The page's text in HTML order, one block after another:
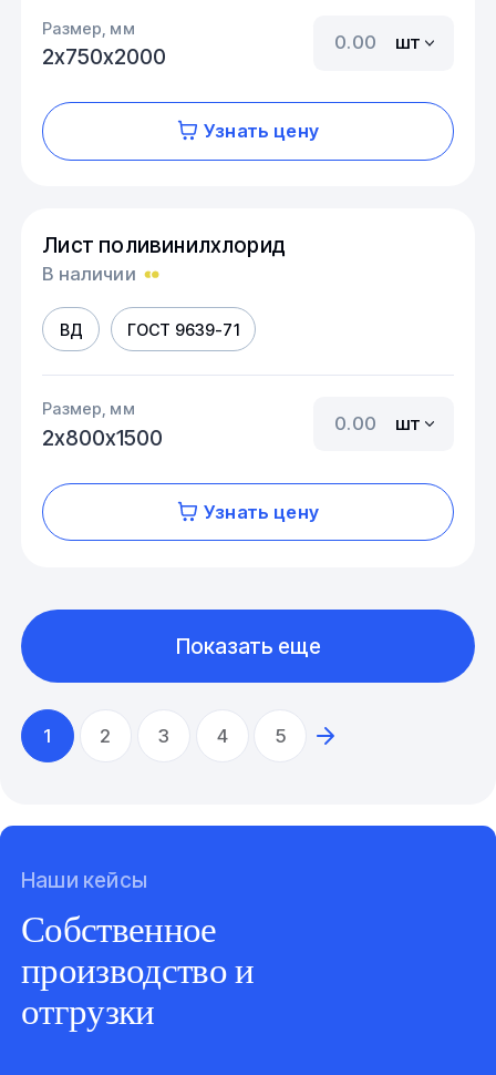
Размер, мм
2х750х2000
шт
Узнать цену
Лист поливинилхлорид
В наличии
ВД ГОСТ 9639-71
Размер, мм
2х800х1500
шт
Узнать цену
1 2 3 4 5
Показать еще
Наши кейсы
Собственное
производство и
отгрузки